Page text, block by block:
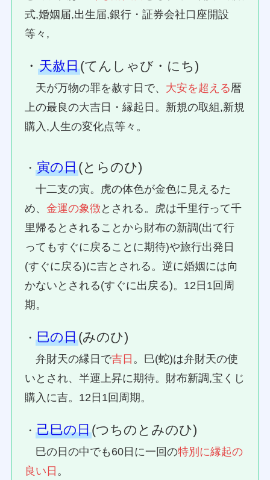
式,婚姻届,出生届,銀行・証券会社口座開設
等々,
・天赦日(てんしゃび・にち)
天が万物の罪を赦す日で、 大安を超える暦
上の最良の大吉日・縁起日。新規の取組,新規
購入,人生の変化点等々。
・寅の日(とらのひ)
十二支の寅。虎の体色が金色に見えるた
め、金運の象徴 とされる。虎は千里行って千
里帰るとされることから財布の新調(出て行
ってもすぐに戻ることに期待)や旅行出発日
(すぐに戻る)に吉とされる。逆に婚姻には向
かないとされる(すぐに出戻る)。12日1回周
期。
・巳の日(みのひ)
弁財天の縁日で吉日 。巳(蛇)は弁財天の使
いとされ、半運上昇に期待。財布新調,宝くじ
購入に吉。12日1回周期。
・己巳の日(つちのとみのひ)
巳の日の中でも60日に一回の特別に縁起の
良い日 。